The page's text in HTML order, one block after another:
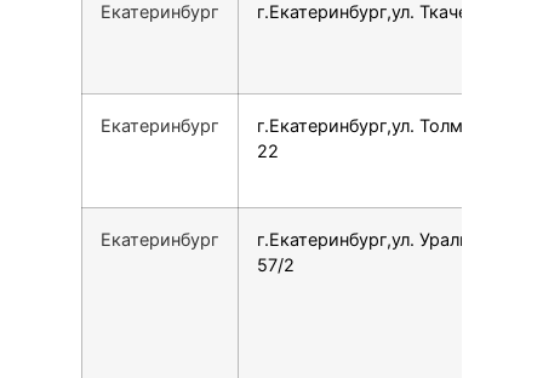
Екатеринбург г.Екатеринбург,ул. Ткачей, 21
Екатеринбург
г.Екатеринбург,ул. Толмачёва,
22
Екатеринбург
г.Екатеринбург,ул. Уральская,
57/2